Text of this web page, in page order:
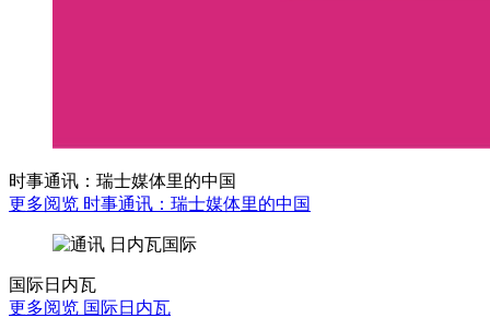
时事通讯：瑞士媒体里的中国
更多阅览 时事通讯：瑞士媒体里的中国
国际日内瓦
更多阅览 国际日内瓦